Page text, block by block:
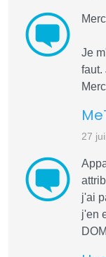
Je
faut.
27
j'ai
j'en